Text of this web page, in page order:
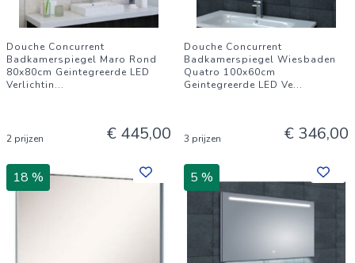
Douche Concurrent
Badkamerspiegel Maro Rond
80x80cm Geintegreerde LED
Verlichtin...
2 prijzen € 445,00
Douche Concurrent
Badkamerspiegel Wiesbaden
Quatro 100x60cm
Geintegreerde LED Ve...
3 prijzen € 346,00
18 % 5 %